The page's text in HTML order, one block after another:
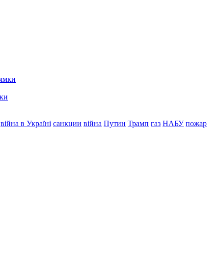
війна в Україні санкции війна Путин Трамп газ НАБУ пожар